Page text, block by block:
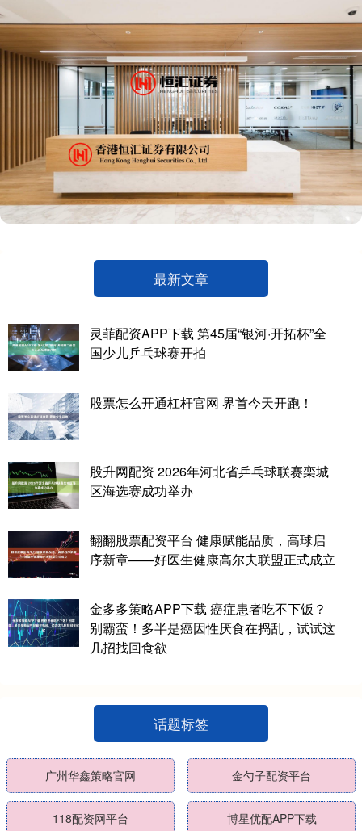
最新文章
灵菲配资APP下载 第45届“银河·开拓杯”全
国少儿乒乓球赛开拍
股票怎么开通杠杆官网 界首今天开跑！
股升网配资 2026年河北省乒乓球联赛栾城
区海选赛成功举办
翻翻股票配资平台 健康赋能品质，高球启
序新章——好医生健康高尔夫联盟正式成立
金多多策略APP下载 癌症患者吃不下饭？
别霸蛮！多半是癌因性厌食在捣乱，试试这
几招找回食欲
话题标签
广州华鑫策略官网 金勺子配资平台
118配资网平台 博星优配APP下载